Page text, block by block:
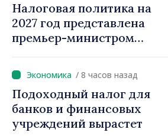
Налоговая политика на
2027 год представлена
премьер-министром
снижение налоговой
нагрузки на труд,
стимулирование
инвестиций и более
справедливое
/ 8 часов назад
Подоходный налог для
банков и финансовых
учреждений вырастет